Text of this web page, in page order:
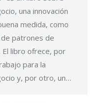
una innovación
medida, como
patrones de
libro ofrece, por
para la
y, por otro, un…